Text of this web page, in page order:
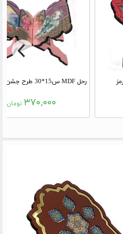
۳۷۰,۰۰۰ تومان